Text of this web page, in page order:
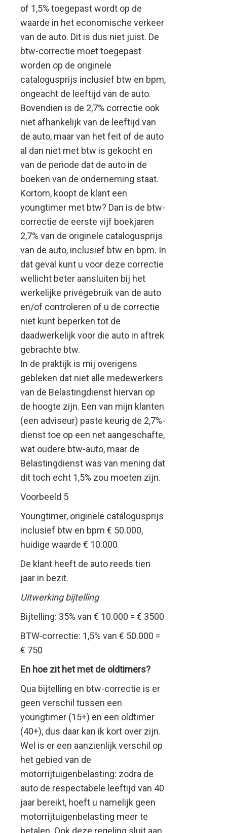
of 1,5% toegepast wordt op de
waarde in het economische verkeer
van de auto. Dit is dus niet juist. De
btw-correctie moet toegepast
worden op de originele
catalogusprijs inclusief btw en bpm,
ongeacht de leeftijd van de auto.
Bovendien is de 2,7% correctie ook
niet afhankelijk van de leeftijd van
de auto, maar van het feit of de auto
al dan niet met btw is gekocht en
van de periode dat de auto in de
boeken van de onderneming staat.
Kortom, koopt de klant een
youngtimer met btw? Dan is de btw-
correctie de eerste vijf boekjaren
2,7% van de originele catalogusprijs
van de auto, inclusief btw en bpm. In
dat geval kunt u voor deze correctie
wellicht beter aansluiten bij het
werkelijke privégebruik van de auto
en/of controleren of u de correctie
niet kunt beperken tot de
daadwerkelijk voor die auto in aftrek
gebrachte btw.
In de praktijk is mij overigens
gebleken dat niet alle medewerkers
van de Belastingdienst hiervan op
de hoogte zijn. Een van mijn klanten
(een adviseur) paste keurig de 2,7%-
dienst toe op een net aangeschafte,
wat oudere btw-auto, maar de
Belastingdienst was van mening dat
dit toch echt 1,5% zou moeten zijn.
Voorbeeld 5
Youngtimer, originele catalogusprijs
inclusief btw en bpm € 50.000,
huidige waarde € 10.000
De klant heeft de auto reeds tien
jaar in bezit.
Uitwerking bijtelling
Bijtelling: 35% van € 10.000 = € 3500
BTW-correctie: 1,5% van € 50.000 =
€ 750
En hoe zit het met de oldtimers?
Qua bijtelling en btw-correctie is er
geen verschil tussen een
youngtimer (15+) en een oldtimer
(40+), dus daar kan ik kort over zijn.
Wel is er een aanzienlijk verschil op
het gebied van de
motorrijtuigenbelasting: zodra de
auto de respectabele leeftijd van 40
jaar bereikt, hoeft u namelijk geen
motorrijtuigenbelasting meer te
betalen. Ook deze regeling sluit aan